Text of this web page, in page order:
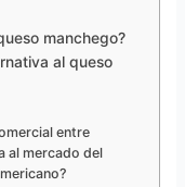
manchego?
al queso
entre
al mercado del